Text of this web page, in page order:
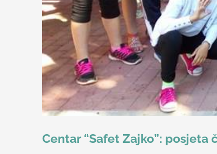
Centar “Safet Zajko”: posjeta